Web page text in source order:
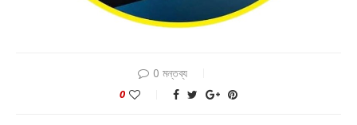
0 মন্তব্য
0